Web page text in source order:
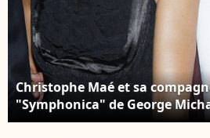
Christophe Maé et sa
"Symphonica" de George
Garnier, le 9 septembre 2012 @